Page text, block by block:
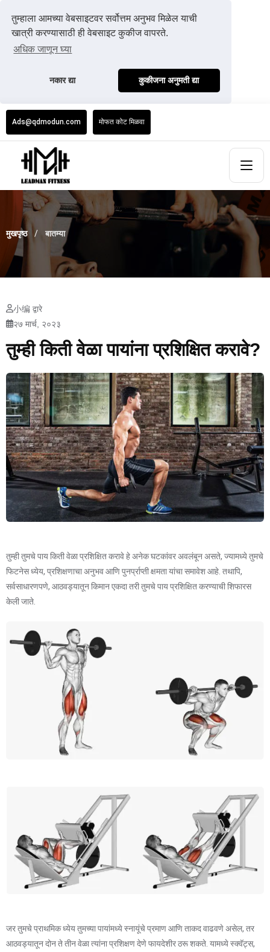
तुम्हाला आमच्या वेबसाइटवर सर्वोत्तम अनुभव मिळेल याची
खात्री करण्यासाठी ही वेबसाइट कुकीज वापरते.
अधिक जाणून घ्या
नकार द्या कुकीजना अनुमती द्या
Ads@qdmodun.com मोफत कोट मिळवा
मुखपृष्ठ बातम्या
小编 द्वारे
२७ मार्च, २०२३
तुम्ही किती वेळा पायांना प्रशिक्षित करावे?
तुम्ही तुमचे पाय किती वेळा प्रशिक्षित करावे हे अनेक घटकांवर अवलंबून असते, ज्यामध्ये तुमचे
फिटनेस ध्येय, प्रशिक्षणाचा अनुभव आणि पुनर्प्राप्ती क्षमता यांचा समावेश आहे. तथापि,
सर्वसाधारणपणे, आठवड्यातून किमान एकदा तरी तुमचे पाय प्रशिक्षित करण्याची शिफारस
केली जाते.
जर तुमचे प्राथमिक ध्येय तुमच्या पायांमध्ये स्नायूंचे प्रमाण आणि ताकद वाढवणे असेल, तर
आठवड्यातून दोन ते तीन वेळा त्यांना प्रशिक्षण देणे फायदेशीर ठरू शकते. यामध्ये स्क्वॅट्स,